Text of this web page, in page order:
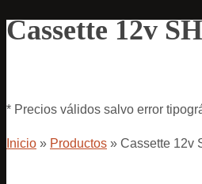
Cassette 12v
* Precios válidos salvo error
Inicio » Productos » Cassette 12v